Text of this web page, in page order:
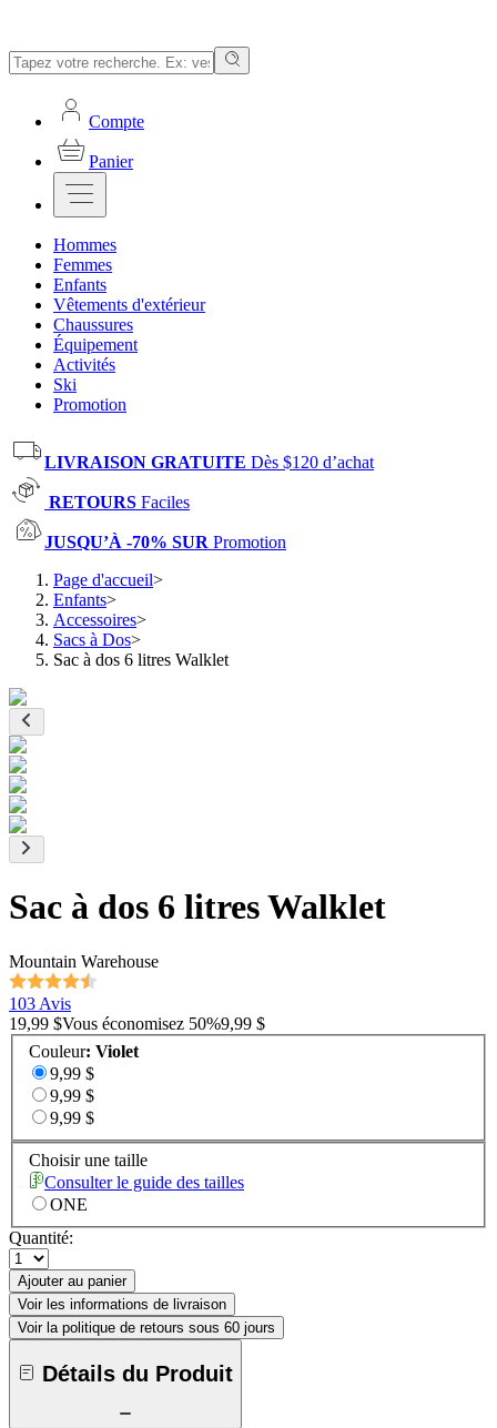
Compte
Panier
Hommes
Femmes
Enfants
Vêtements d'extérieur
Chaussures
Équipement
Activités
Ski
Promotion
LIVRAISON GRATUITE Dès $120 d’achat
RETOURS Faciles
JUSQU’À -70% SUR Promotion
Page d'accueil>
Enfants>
Accessoires>
Sacs à Dos>
Sac à dos 6 litres Walklet
Sac à dos 6 litres Walklet
Mountain Warehouse
103 Avis
19,99 $Vous économisez 50%9,99 $
Couleur: Violet
9,99 $
9,99 $
9,99 $
Choisir une taille
Consulter le guide des tailles
ONE
Quantité:
Ajouter au panier
Voir les informations de livraison
Voir la politique de retours sous 60 jours
Détails du Produit